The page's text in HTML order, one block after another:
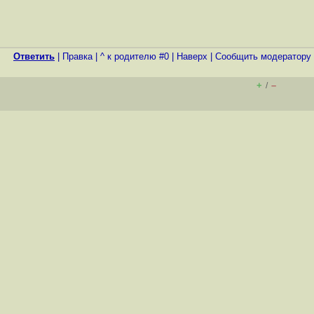
Ответить Правка| ^ к родителю #0 Наверх Cообщить модератору
+ / –